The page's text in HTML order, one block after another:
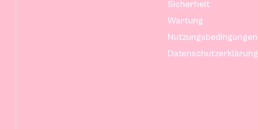
Sicherheit
Wartung
Nutzungsbedingungen
Datenschutzerklärung